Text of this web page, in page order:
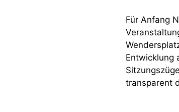
Für Anfang
Entwicklung
transparent